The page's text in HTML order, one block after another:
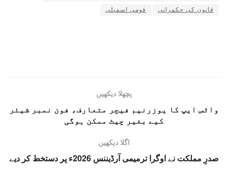
قانون کی حکمرانی
قومی اسمبلی
پچھلا دیکھیں
واٹس ایپ کا یوزرنیم فیچر متعارف، فون نمبر شیئر
کیے بغیر چیٹ ممکن ہوگی
اگلا دیکھیں
صدرِ مملکت نے اوگرا ترمیمی آرڈیننس 2026ء پر دستخط کر دیے